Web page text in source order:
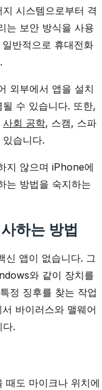
시스템으로부터 격
는 보안 방식을 사용
반적으로 휴대전화
외부에서 앱을 설치
수 있습니다. 또한,
사회 공학, 스캠, 스파
습니다.
지 않으며 iPhone에
는 방법을 숙지하는
하는 방법
신 앱이 없습니다. 그
와 같이 장치를
정 징후를 찾는 작업
바이러스와 맬웨어
.
때도 마이크나 위치에